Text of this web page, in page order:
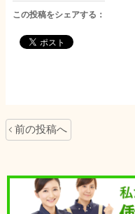
この投稿をシェアする：
前の投稿へ